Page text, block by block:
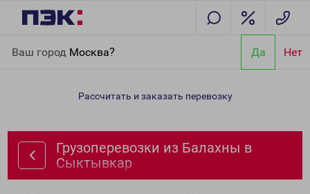
Ваш город Москва? Да Нет
Сыктывкар
Рассчитать и заказать перевозку
Грузоперевозки из Балахны в
Сыктывкар